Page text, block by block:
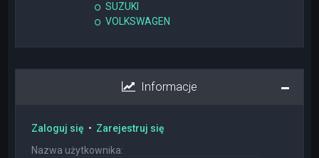
SUZUKI
VOLKSWAGEN
Informacje
Zaloguj się • Zarejestruj się
Nazwa użytkownika: